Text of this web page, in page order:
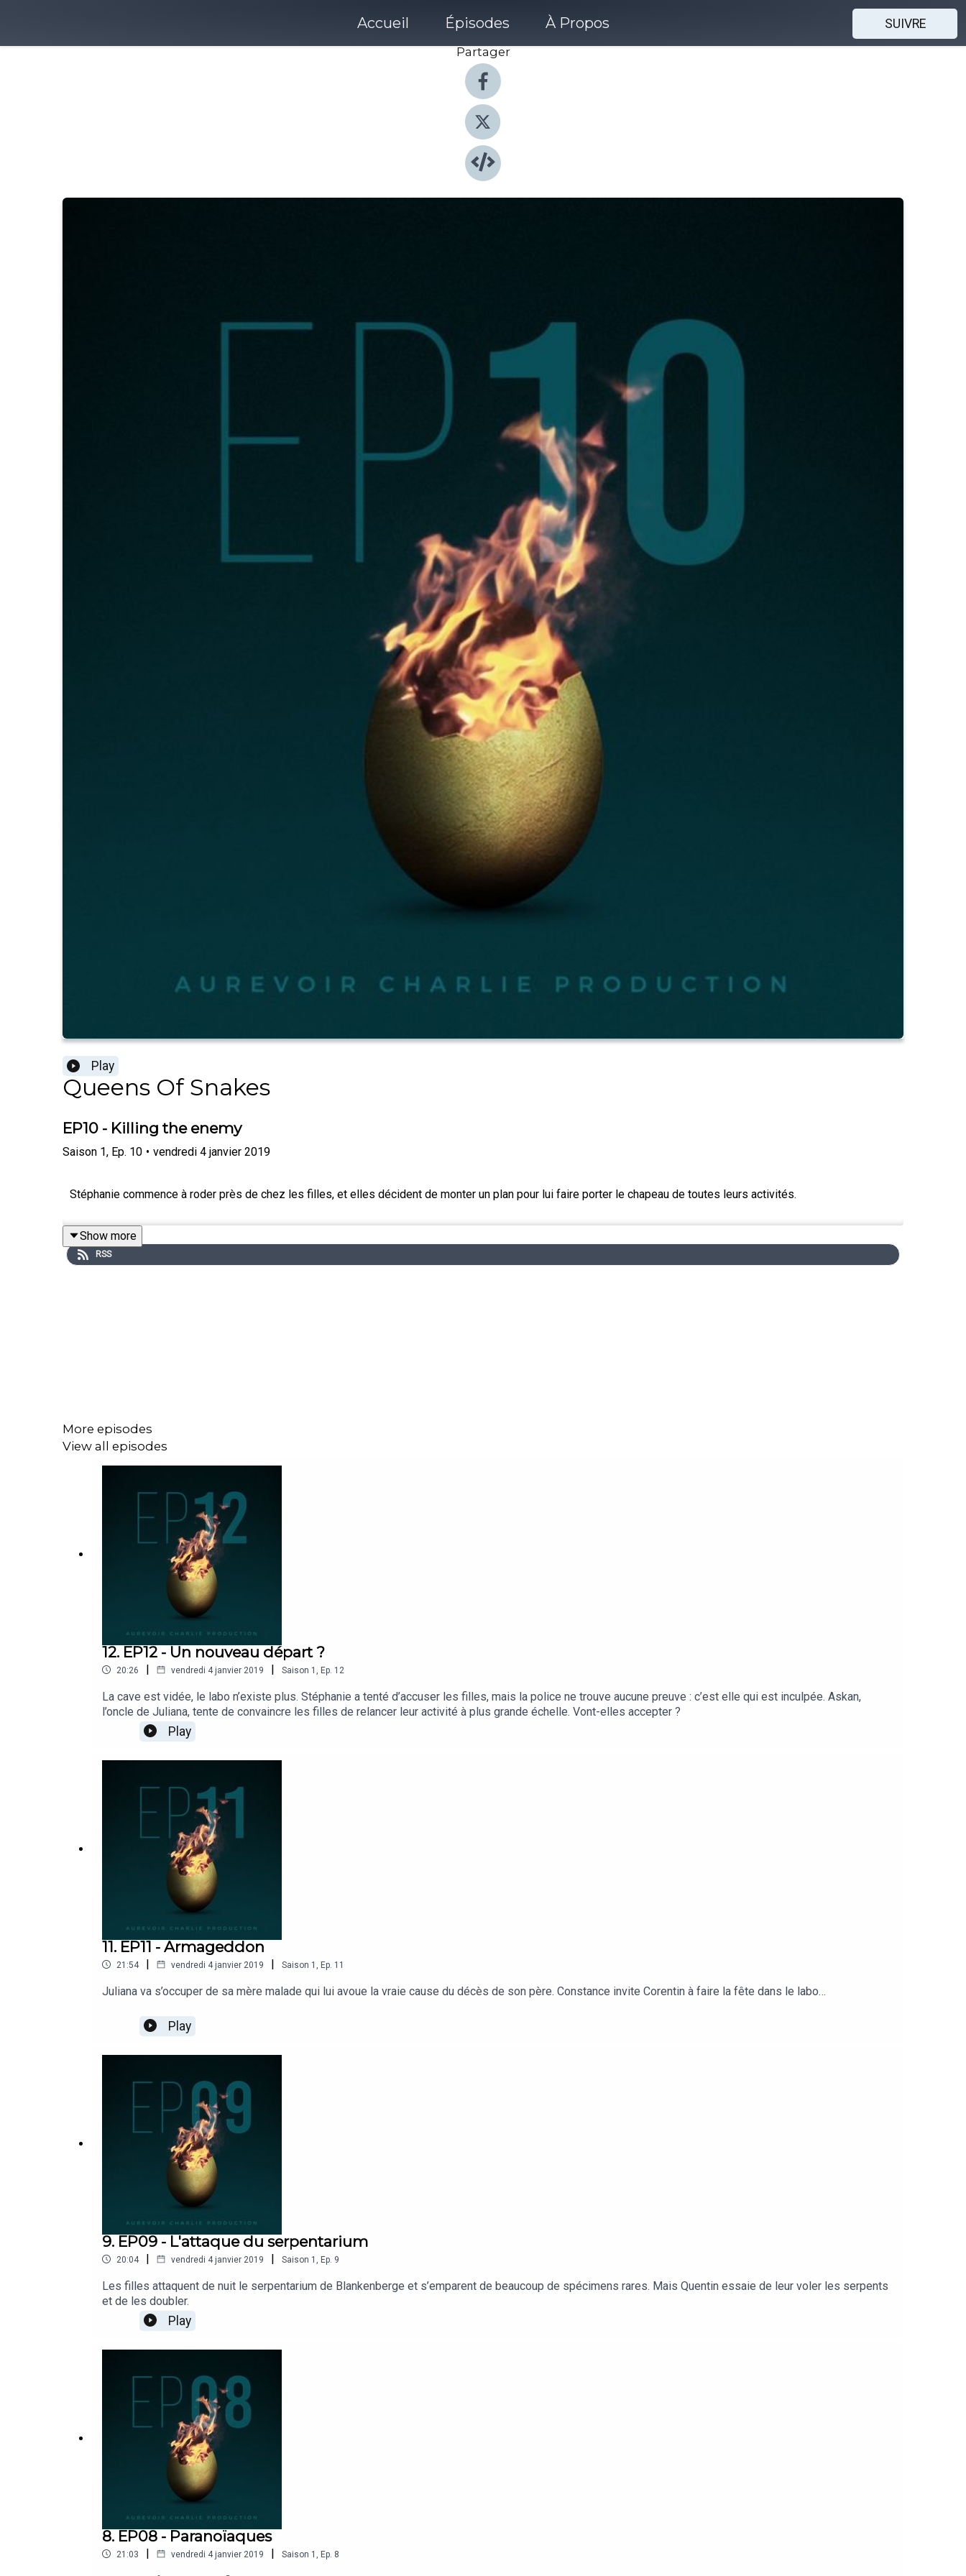
Accueil Épisodes À Propos
SUIVRE
Partager
Play
Queens Of Snakes
EP10 - Killing the enemy
Saison 1, Ep. 10 • vendredi 4 janvier 2019
Stéphanie commence à roder près de chez les filles, et elles décident de monter un plan pour lui faire porter le chapeau de toutes leurs activités.
Show more
RSS
More episodes
View all episodes
12. EP12 - Un nouveau départ ?
20:26 | vendredi 4 janvier 2019 | Saison 1 Ep. 12
La cave est vidée, le labo n’existe plus. Stéphanie a tenté d’accuser les filles, mais la police ne trouve aucune preuve : c’est elle qui est inculpée. Askan,
l’oncle de Juliana, tente de convaincre les filles de relancer leur activité à plus grande échelle. Vont-elles accepter ?
Play
11. EP11 - Armageddon
21:54 | vendredi 4 janvier 2019 | Saison 1 Ep. 11
Juliana va s’occuper de sa mère malade qui lui avoue la vraie cause du décès de son père. Constance invite Corentin à faire la fête dans le labo…
Play
9. EP09 - L'attaque du serpentarium
20:04 | vendredi 4 janvier 2019 | Saison 1 Ep. 9
Les filles attaquent de nuit le serpentarium de Blankenberge et s’emparent de beaucoup de spécimens rares. Mais Quentin essaie de leur voler les serpents
et de les doubler.
Play
8. EP08 - Paranoïaques
21:03 | vendredi 4 janvier 2019 | Saison 1 , Ep. 8